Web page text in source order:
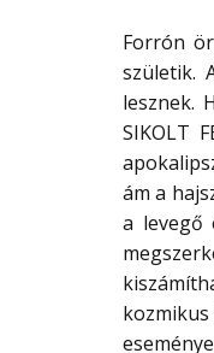
Forrón
születik.
lesznek.
SIKOLT
ám a
a levegő